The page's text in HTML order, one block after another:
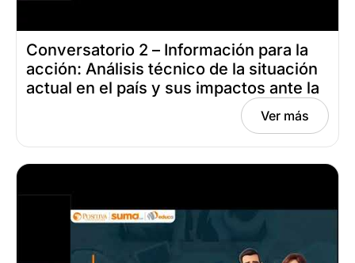
Conversatorio 2 – Información para la
acción: Análisis técnico de la situación
actual en el país y sus impactos ante la
prevención de los riesgos laboralesVer más